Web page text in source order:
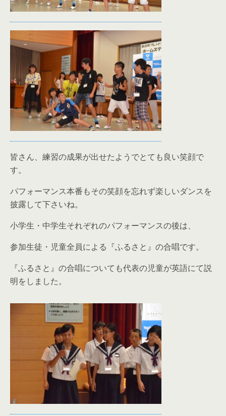
皆さん、練習の成果が出せたようでとても良い笑顔で
す。
パフォーマンス本番もその笑顔を忘れず楽しいダンスを
披露して下さいね。
小学生・中学生それぞれのパフォーマンスの後は、
参加生徒・児童全員による『ふるさと』の合唱です。
『ふるさと』の合唱についても代表の児童が英語にて説
明をしました。